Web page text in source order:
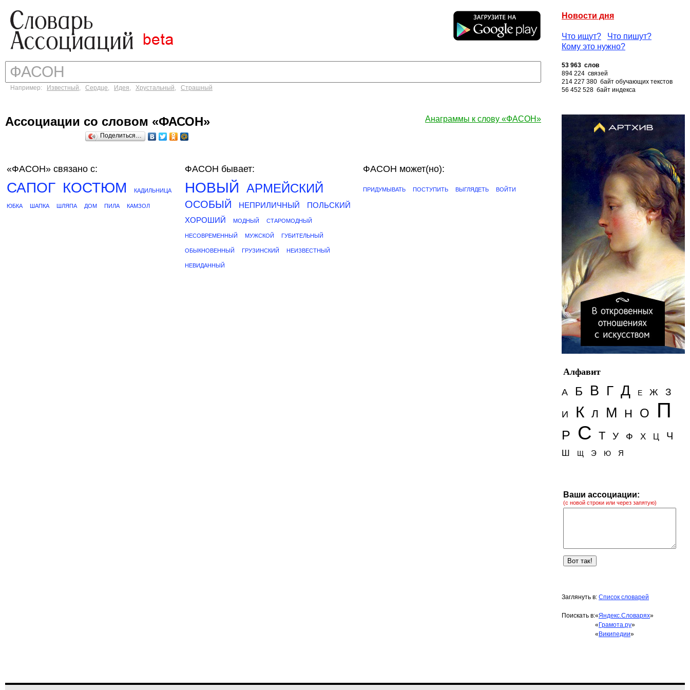
Новости дня
Что ищут?
Что пишут?
Кому это нужно?
Например: Известный, Сердце, Идея, Хрустальный, Страшный
53 963 слов
894 224 связей
214 227 380 байт обучающих текстов
56 452 528 байт индекса
Анаграммы к слову «ФАСОН»
Ассоциации со словом «ФАСОН»
Поделиться…
«ФАСОН» связано с:
САПОГ КОСТЮМ КАДИЛЬНИЦА
ЮБКА ШАПКА ШЛЯПА ДОМ ПИЛА КАМЗОЛ
ФАСОН бывает:
НОВЫЙ АРМЕЙСКИЙ
ОСОБЫЙ НЕПРИЛИЧНЫЙ
ПОЛЬСКИЙ
ХОРОШИЙ
МОДНЫЙ СТАРОМОДНЫЙ
НЕСОВРЕМЕННЫЙ МУЖСКОЙ ГУБИТЕЛЬНЫЙ
ОБЫКНОВЕННЫЙ ГРУЗИНСКИЙ НЕИЗВЕСТНЫЙ
НЕВИДАННЫЙ
ФАСОН может(но):
ПРИДУМЫВАТЬ ПОСТУПИТЬ ВЫГЛЯДЕТЬ ВОЙТИ
Алфавит
А
Б В Г Д Е Ж З
И К Л М Н О П
Р С Т У Ф Х Ц Ч
Ш Щ Э Ю Я
Ваши ассоциации:
(с новой строки или через запятую)
Заглянуть в: Список словарей
Поискать в:«Яндекс.Словарях»
« Грамота.ру»
« Википедии»